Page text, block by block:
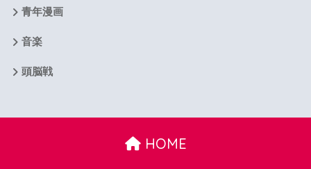
青年漫画
音楽
頭脳戦
HOME